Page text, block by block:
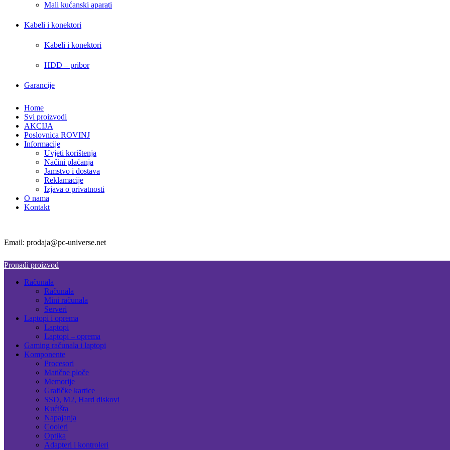
Mali kućanski aparati
Kabeli i konektori
Kabeli i konektori
HDD – pribor
Garancije
Home
Svi proizvodi
AKCIJA
Poslovnica ROVINJ
Informacije
Uvjeti korištenja
Načini plaćanja
Jamstvo i dostava
Reklamacije
Izjava o privatnosti
O nama
Kontakt
Email: prodaja@pc-universe.net
Pronađi proizvod
Računala
Računala
Mini računala
Serveri
Laptopi i oprema
Laptopi
Laptopi – oprema
Gaming računala i laptopi
Komponente
Procesori
Matične ploče
Memorije
Grafičke kartice
SSD, M2, Hard diskovi
Kućišta
Napajanja
Cooleri
Optika
Adapteri i kontroleri